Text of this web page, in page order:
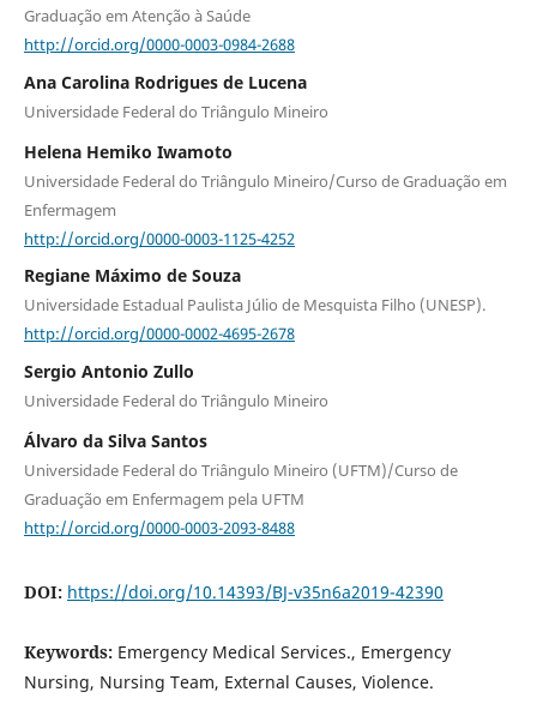
Graduação em Atenção à Saúde
http://orcid.org/0000-0003-0984-2688
Ana Carolina Rodrigues de Lucena
Universidade Federal do Triângulo Mineiro
Helena Hemiko Iwamoto
Universidade Federal do Triângulo Mineiro/Curso de Graduação em
Enfermagem
http://orcid.org/0000-0003-1125-4252
Regiane Máximo de Souza
Universidade Estadual Paulista Júlio de Mesquista Filho (UNESP).
http://orcid.org/0000-0002-4695-2678
Sergio Antonio Zullo
Universidade Federal do Triângulo Mineiro
Álvaro da Silva Santos
Universidade Federal do Triângulo Mineiro (UFTM)/Curso de
Graduação em Enfermagem pela UFTM
http://orcid.org/0000-0003-2093-8488
DOI: https://doi.org/10.14393/BJ-v35n6a2019-42390
Keywords: Emergency Medical Services., Emergency
Nursing, Nursing Team, External Causes, Violence.